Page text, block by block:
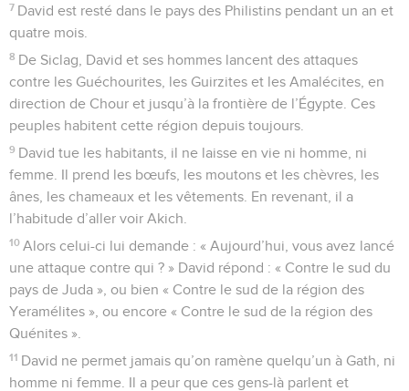
7 David est resté dans le pays des Philistins pendant un an et
quatre mois.
8 De Siclag, David et ses hommes lancent des attaques
contre les Guéchourites, les Guirzites et les Amalécites, en
direction de Chour et jusqu’à la frontière de l’Égypte. Ces
peuples habitent cette région depuis toujours.
9 David tue les habitants, il ne laisse en vie ni homme, ni
femme. Il prend les bœufs, les moutons et les chèvres, les
ânes, les chameaux et les vêtements. En revenant, il a
l’habitude d’aller voir Akich.
10 Alors celui-ci lui demande : « Aujourd’hui, vous avez lancé
une attaque contre qui ? » David répond : « Contre le sud du
pays de Juda », ou bien « Contre le sud de la région des
Yeramélites », ou encore « Contre le sud de la région des
Quénites ».
11 David ne permet jamais qu’on ramène quelqu’un à Gath, ni
homme ni femme. Il a peur que ces gens-là parlent et